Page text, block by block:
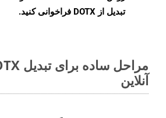
تبدیل از DOTX فراخوانی کنید.
آنلاین